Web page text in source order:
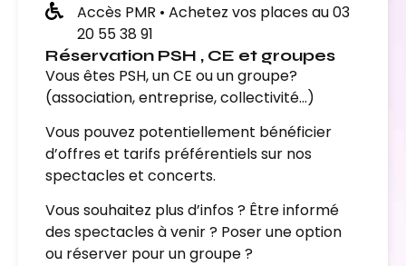
Accès PMR • Achetez vos places au 03
20 55 38 91
Réservation PSH , CE et groupes
Vous êtes PSH, un CE ou un groupe?
(association, entreprise, collectivité…)
Vous pouvez potentiellement bénéficier
d’offres et tarifs préférentiels sur nos
spectacles et concerts.
Vous souhaitez plus d’infos ? Être informé
des spectacles à venir ? Poser une option
ou réserver pour un groupe ?